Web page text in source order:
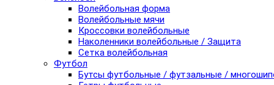
Волейбольная форма
Волейбольные мячи
Кроссовки волейбольные
Наколенники волейбольные / Защита
Сетка волейбольная
Футбол
Бутсы футбольные / футзальные /